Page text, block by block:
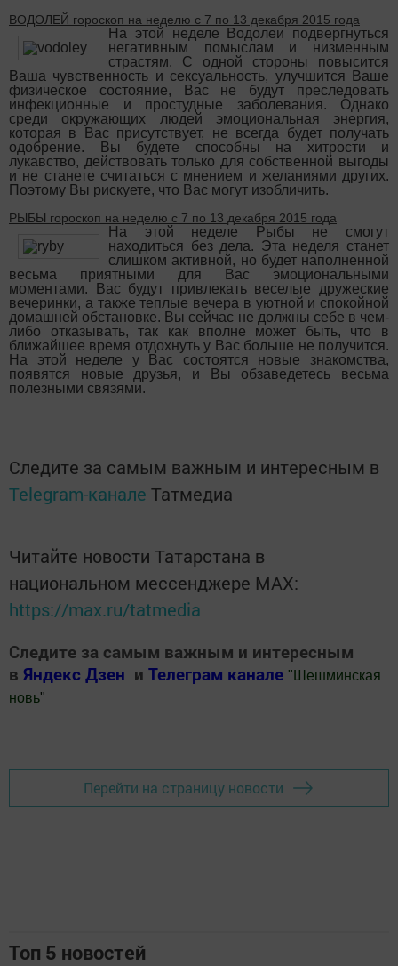
ВОДОЛЕЙ гороскоп на неделю с 7 по 13 декабря 2015 года
На этой неделе Водолеи подвергнуться
негативным помыслам и низменным
страстям. С одной стороны повысится
Ваша чувственность и сексуальность, улучшится Ваше
физическое состояние, Вас не будут преследовать
инфекционные и простудные заболевания. Однако
среди окружающих людей эмоциональная энергия,
которая в Вас присутствует, не всегда будет получать
одобрение. Вы будете способны на хитрости и
лукавство, действовать только для собственной выгоды
и не станете считаться с мнением и желаниями других.
Поэтому Вы рискуете, что Вас могут изобличить.
РЫБЫ гороскоп на неделю с 7 по 13 декабря 2015 года
На этой неделе Рыбы не смогут
находиться без дела. Эта неделя станет
слишком активной, но будет наполненной
весьма приятными для Вас эмоциональными
моментами. Вас будут привлекать веселые дружеские
вечеринки, а также теплые вечера в уютной и спокойной
домашней обстановке. Вы сейчас не должны себе в чем-
либо отказывать, так как вполне может быть, что в
ближайшее время отдохнуть у Вас больше не получится.
На этой неделе у Вас состоятся новые знакомства,
появятся новые друзья, и Вы обзаведетесь весьма
полезными связями.
Следите за самым важным и интересным в
Telegram-канале Татмедиа
Читайте новости Татарстана в
национальном мессенджере MАХ:
https://max.ru/tatmedia
Следите за самым важным и интересным
в Яндекс Дзен и Телеграм канале " Шешминская
новь"
Перейти на страницу новости
Топ 5 новостей